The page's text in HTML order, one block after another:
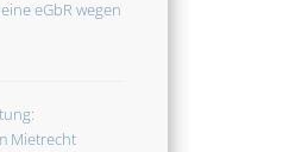
eGbR wegen
Mietrecht